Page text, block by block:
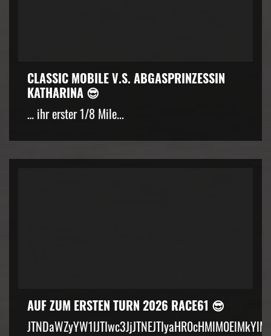
CLASSIC MOBILE V.S. ABGASPRINZESSIN
KATHARINA 😎
… ihr erster 1/8 Mile...
AUF ZUM ERSTEN TURN 2026 RACE61 😎